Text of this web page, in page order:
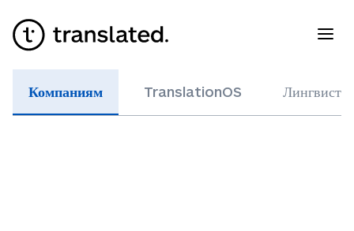
Компаниям TranslationOS